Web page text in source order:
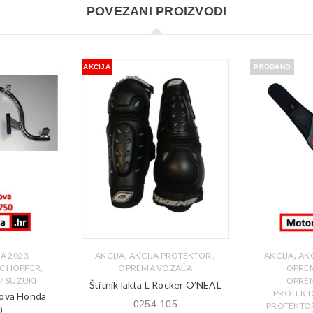
POVEZANI PROIZVODI
2023,
,
SUZUKI
Honda
AKCIJA
AKCIJA, AKCIJA PROTEKTORI,
OPREMA VOZAČA
Štitnik lakta L Rocker O’NEAL
0254-105
PRODANO
AKCIJA,